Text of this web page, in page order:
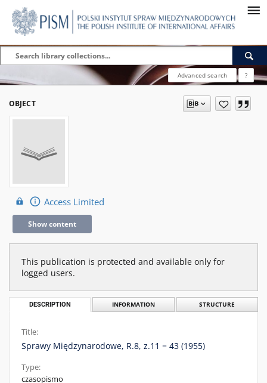
Advanced search ?
OBJECT
Access Limited
Show content
This publication is protected and available only for
logged users.
DESCRIPTION INFORMATION STRUCTURE
Title:
Sprawy Międzynarodowe, R.8, z.11 = 43 (1955)
Type:
czasopismo